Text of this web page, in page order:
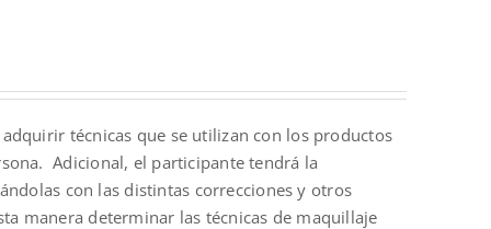
técnicas que se utilizan con los productos
Adicional, el participante tendrá la
con las distintas correcciones y otros
manera determinar las técnicas de maquillaje